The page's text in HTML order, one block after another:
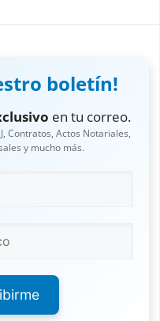
boletín!
en tu correo.
Contratos, Actos Notariales,
y mucho más.